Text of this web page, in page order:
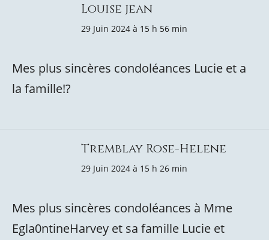
Louise jean
29 Juin 2024 à 15 h 56 min
Mes plus sincères condoléances Lucie et a
la famille!?
Tremblay Rose-Helene
29 Juin 2024 à 15 h 26 min
Mes plus sincères condoléances à Mme
Egla0ntineHarvey et sa famille Lucie et